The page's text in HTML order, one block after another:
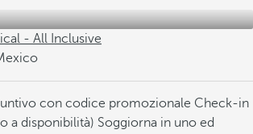
- All Inclusive
con codice promozionale Check-in
a disponibilità) Soggiorna in uno ed